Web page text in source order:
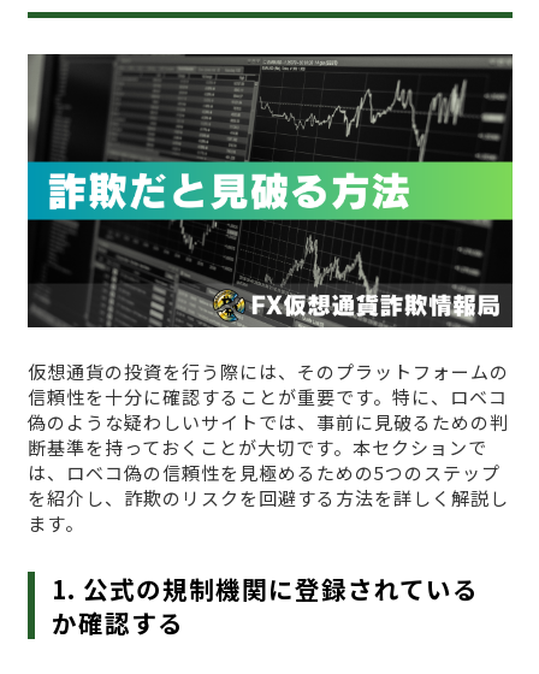
仮想通貨の投資を行う際には、そのプラットフォームの
信頼性を十分に確認することが重要です。特に、ロベコ
偽のような疑わしいサイトでは、事前に見破るための判
断基準を持っておくことが大切です。本セクションで
は、ロベコ偽の信頼性を見極めるための5つのステップ
を紹介し、詐欺のリスクを回避する方法を詳しく解説し
ます。
1. 公式の規制機関に登録されている
か確認する